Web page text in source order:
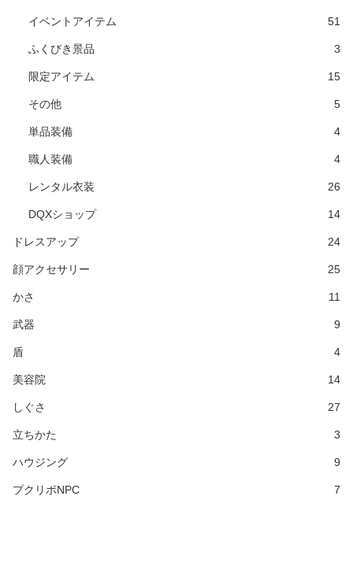
イベントアイテム 51
ふくびき景品 3
限定アイテム 15
その他 5
単品装備 4
職人装備 4
レンタル衣装 26
DQXショップ 14
ドレスアップ 24
顔アクセサリー 25
かさ 11
武器 9
盾 4
美容院 14
しぐさ 27
立ちかた 3
ハウジング 9
プクリポNPC 7